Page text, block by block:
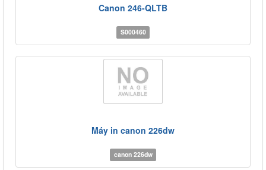
Canon 246-QLTB
S000460
Máy in canon 226dw
canon 226dw